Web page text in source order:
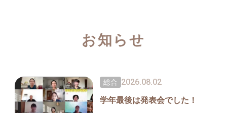
お知らせ
総合 2026.08.02
学年最後は発表会でした！